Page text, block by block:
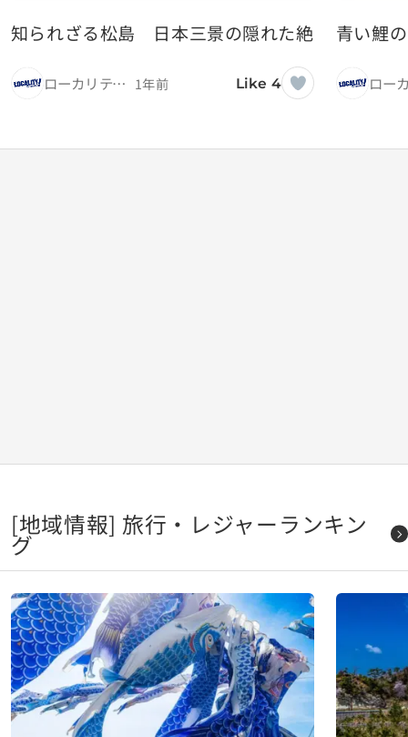
知られざる松島 日本三景の隠れた絶景スポッ
ローカリティ！ 1年前 Like 4
青い鯉
[地域情報] 旅行・レジャーランキン
グ